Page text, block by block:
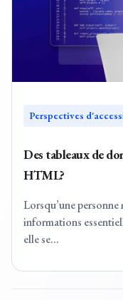
Perspectives
Des tableaux de
HTML?
Lorsqu’une personne
informations
elle se...